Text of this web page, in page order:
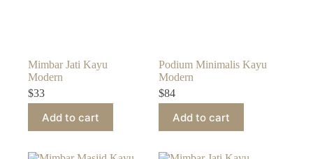
Mimbar Jati Kayu
Modern
$33
Add to cart
Podium Minimalis Kayu
Modern
$84
Add to cart